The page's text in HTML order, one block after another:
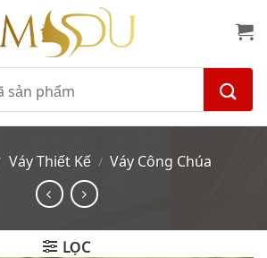
Váy Thiết Kế / Váy Công Chúa
LỌC